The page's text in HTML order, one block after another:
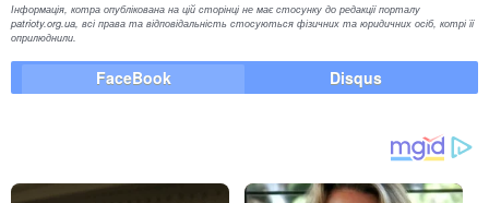
Інформація, котра опублікована на цій сторінці не має стосунку до редакції порталу
patrioty.org.ua, всі права та відповідальність стосуються фізичних та юридичних осіб, котрі її
оприлюднили.
FaceBook Disqus